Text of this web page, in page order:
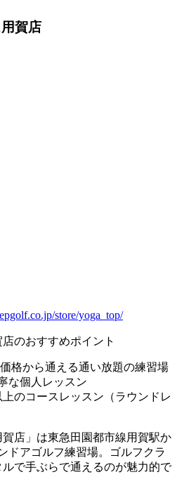
賀店
store/yoga_top/
のおすすめポイント
格から通える通い放題の練習場
な個人レッスン
のコースレッスン（ラウンドレ
賀店」は東急田園都市線用賀駅か
ドアゴルフ練習場。ゴルフクラ
で手ぶらで通えるのが魅力的で